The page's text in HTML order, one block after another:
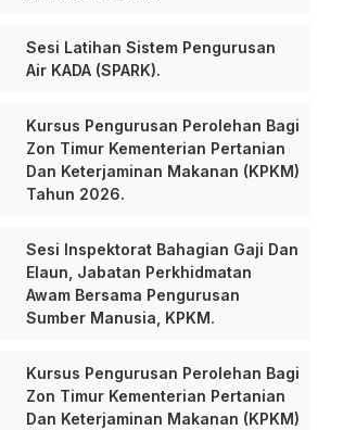
Sesi Latihan Sistem Pengurusan
Air KADA (SPARK).
Kursus Pengurusan Perolehan Bagi
Zon Timur Kementerian Pertanian
Dan Keterjaminan Makanan (KPKM)
Tahun 2026.
Sesi Inspektorat Bahagian Gaji Dan
Elaun, Jabatan Perkhidmatan
Awam Bersama Pengurusan
Sumber Manusia, KPKM.
Kursus Pengurusan Perolehan Bagi
Zon Timur Kementerian Pertanian
Dan Keterjaminan Makanan (KPKM)